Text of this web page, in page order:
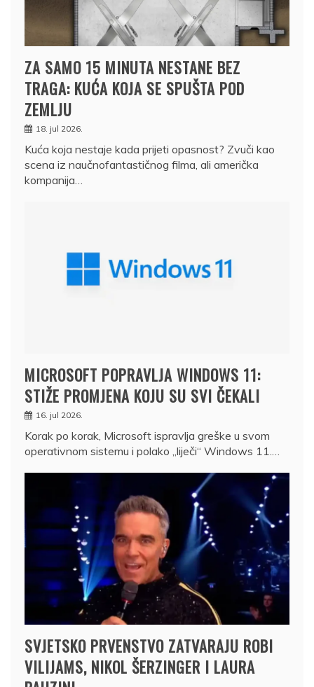
ZA SAMO 15 MINUTA NESTANE BEZ
TRAGA: KUĆA KOJA SE SPUŠTA POD
ZEMLJU
18. jul 2026.
Kuća koja nestaje kada prijeti opasnost? Zvuči kao
scena iz naučnofantastičnog filma, ali američka
kompanija…
MICROSOFT POPRAVLJA WINDOWS 11:
STIŽE PROMJENA KOJU SU SVI ČEKALI
16. jul 2026.
Korak po korak, Microsoft ispravlja greške u svom
operativnom sistemu i polako „liječi“ Windows 11.…
SVJETSKO PRVENSTVO ZATVARAJU ROBI
VILIJAMS, NIKOL ŠERZINGER I LAURA